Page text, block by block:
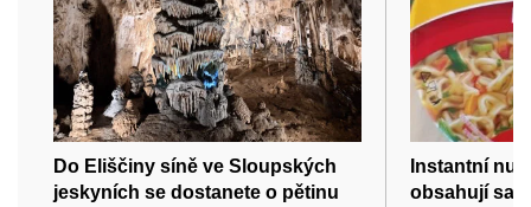
Do Eliščiny síně ve Sloupských
jeskyních se dostanete o pětinu
Instantní
obsahují